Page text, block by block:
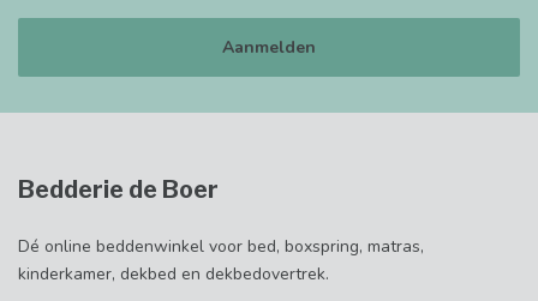
Aanmelden
Bedderie de Boer
Dé online beddenwinkel voor bed, boxspring, matras,
kinderkamer, dekbed en dekbedovertrek.